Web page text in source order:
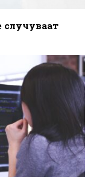
случуваат